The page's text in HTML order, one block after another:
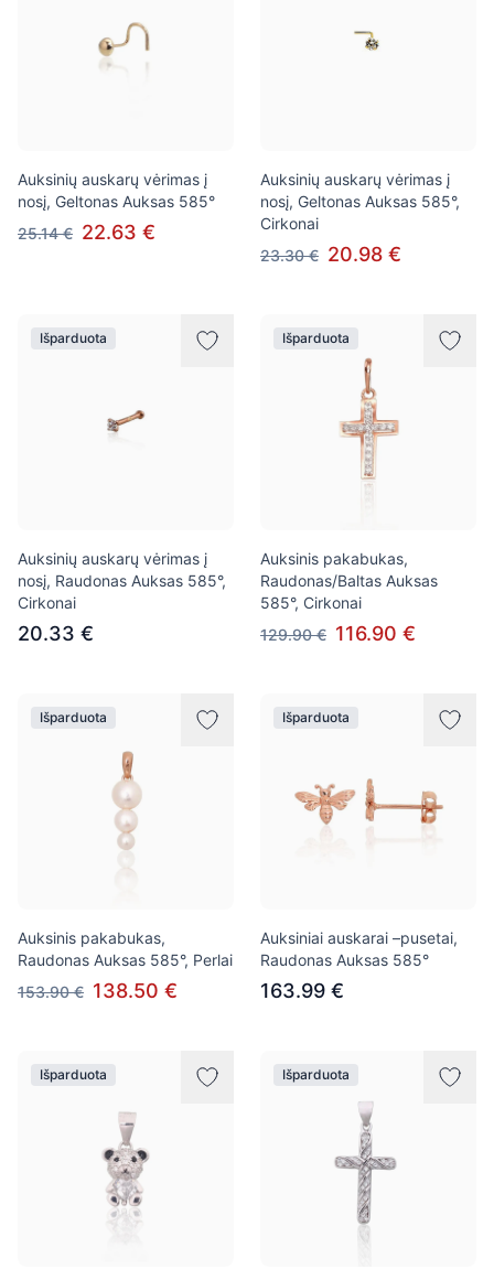
Auksinių auskarų vėrimas į
nosį, Geltonas Auksas 585°
25.14 € 22.63 €
Auksinių auskarų vėrimas į
nosį, Geltonas Auksas 585°,
Cirkonai
23.30 € 20.98 €
Išparduota
Auksinių auskarų vėrimas į
nosį, Raudonas Auksas 585°,
Cirkonai
20.33 €
Išparduota
Auksinis pakabukas,
Raudonas/Baltas Auksas
585°, Cirkonai
129.90 € 116.90 €
Išparduota
Auksinis pakabukas,
Raudonas Auksas 585°, Perlai
153.90 € 138.50 €
Išparduota
Auksiniai auskarai –pusetai,
Raudonas Auksas 585°
163.99 €
Išparduota Išparduota